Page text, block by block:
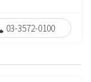
03-3572-0100